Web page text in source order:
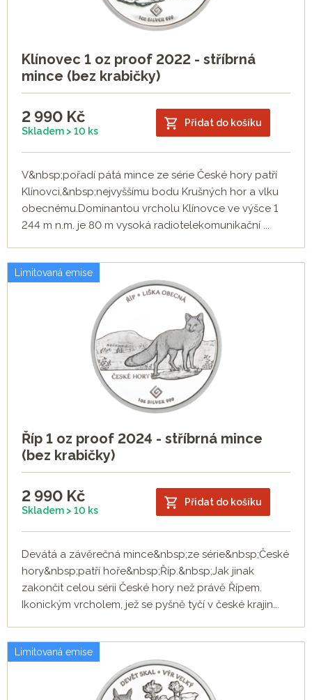
Klínovec 1 oz proof 2022 - stříbrná
mince (bez krabičky)
2 990 Kč
Skladem > 10 ks
Přidat do košíku
V&nbsp;pořadí pátá mince ze série České hory patří
Klínovci,&nbsp;nejvyššímu bodu Krušných hor a vlku
obecnému.Dominantou vrcholu Klínovce ve výšce 1
244 m n.m. je 80 m vysoká radiotelekomunikační ...
Limitovaná emise
Říp 1 oz proof 2024 - stříbrná mince
(bez krabičky)
2 990 Kč
Skladem > 10 ks
Přidat do košíku
Devátá a závěrečná mince&nbsp;ze série&nbsp;České
hory&nbsp;patří hoře&nbsp;Říp.&nbsp;Jak jinak
zakončit celou sérii České hory než právě Řípem.
Ikonickým vrcholem, jež se pyšně tyčí v české krajin...
Limitovaná emise